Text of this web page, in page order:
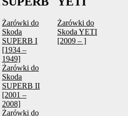
Żarówki do
Skoda
SUPERB I
[1934 –
1949]
Żarówki do
Skoda
SUPERB II
[2001 –
2008]
Żarówki do
Żarówki do
Skoda YETI
[2009 – ]